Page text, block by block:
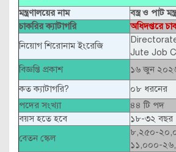
মন্ত্রণালয়েরনাম
বস্ত্র ও পাট
চাকরির ক্যাটাগরি
অধিদপ্তরে
নিয়োগ শিরোনাম ইংরেজি
Jute Job
বিজ্ঞপ্তি প্রকাশ
১৬ জুন
কত ক্যাটাগরি?
০৮ ধরনের
পদের সংখ্যা
৪৪ টি পদ
বয়স হতে হবে
১৮-৩২ বছর
বেতন স্কেল
৮,২৫০-
১১,০০০-